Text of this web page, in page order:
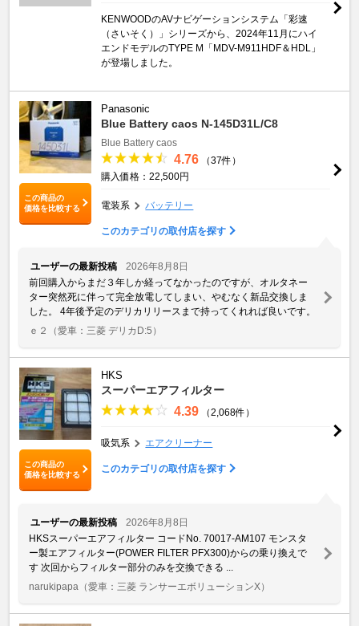
KENWOODのAVナビゲーションシステム「彩速
（さいそく）」シリーズから、2024年11月にハイ
エンドモデルのTYPE M「MDV-M911HDF＆HDL」
が登場しました。
この商品の
価格を比較する
Panasonic
Blue Battery caos N-145D31L/C8
Blue Battery caos
4.76
（37件）
購入価格：22,500円
電装系 バッテリー
このカテゴリの取付店を探す
ユーザーの最新投稿
2026年8月8日
前回購入からまだ３年しか経ってなかったのですが、オルタネー
ター突然死に伴って完全放電してしまい、やむなく新品交換しま
した。 4年後予定のデリカリリースまで持ってくれれば良いです。
ｅ２
（愛車：三菱 デリカD:5）
この商品の
価格を比較する
HKS
スーパーエアフィルター
4.39 （2,068件）
吸気系 エアクリーナー
このカテゴリの取付店を探す
ユーザーの最新投稿
2026年8月8日
HKSスーパーエアフィルター コードNo. 70017-AM107 モンスタ
ー製エアフィルター(POWER FILTER PFX300)からの乗り換えで
す 次回からフィルター部分のみを交換できる ...
narukipapa （愛車：三菱 ランサーエボリューションX）